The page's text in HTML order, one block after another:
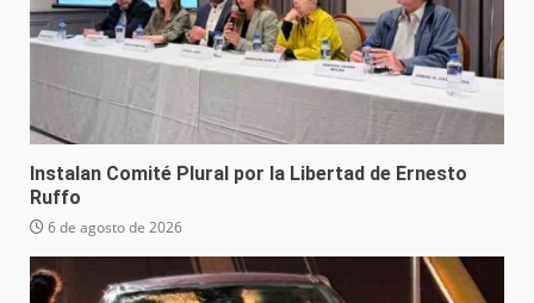
Instalan Comité Plural por la Libertad de Ernesto
Ruffo
6 de agosto de 2026